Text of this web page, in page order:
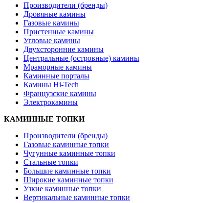
Производители (бренды)
Дровяные камины
Газовые камины
Пристенные камины
Угловые камины
Двухсторонние камины
Центральные (островные) камины
Мраморные камины
Каминные порталы
Камины Hi-Tech
Французские камины
Электрокамины
КАМИННЫЕ ТОПКИ
Производители (бренды)
Газовые каминные топки
Чугунные каминные топки
Стальные топки
Большие каминные топки
Широкие каминные топки
Узкие каминные топки
Вертикальные каминные топки